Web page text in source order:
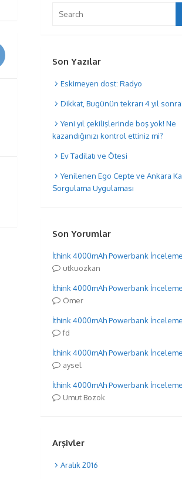
for:
Son Yazılar
Eskimeyen dost: Radyo
Dikkat, Bugünün tekrarı 4 yıl sonra!
Yeni yıl çekilişlerinde boş yok! Ne
kazandığınızı kontrol ettiniz mi?
Ev Tadilatı ve Ötesi
Yenilenen Ego Cepte ve Ankara
Sorgulama Uygulaması
Son Yorumlar
İthink 4000mAh Powerbank
utkuozkan
İthink 4000mAh Powerbank
Ömer
İthink 4000mAh Powerbank
fd
İthink 4000mAh Powerbank
aysel
İthink 4000mAh Powerbank
Umut Bozok
Arşivler
Aralık 2016